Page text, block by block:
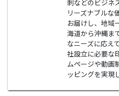
刺などのビジネ
リーズナブルな
お届けし、地域
海道から沖縄ま
なニーズに応え
社設立に必要な
ムページや動画
ッピングを実現